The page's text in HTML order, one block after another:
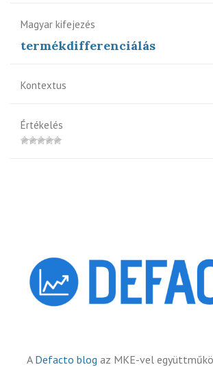
Magyar kifejezés
termékdifferenciálás
Kontextus
Értékelés
A Defacto blog az MKE-vel